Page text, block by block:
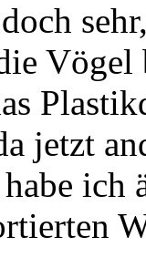
Vögel
jetzt
ich